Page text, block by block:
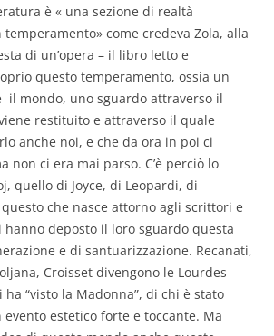
è « una sezione di realtà
come credeva Zola, alla
di un’opera – il libro letto e
questo temperamento, ossia un
il mondo, uno sguardo attraverso il
restituito e attraverso il quale
anche noi, e che da ora in poi ci
non ci era mai parso. C’è perciò lo
quello di Joyce, di Leopardi, di
che nasce attorno agli scrittori e
hanno deposto il loro sguardo questa
e di santuarizzazione. Recanati,
Croisset divengono le Lourdes
“visto la Madonna”, di chi è stato
estetico forte e toccante. Ma